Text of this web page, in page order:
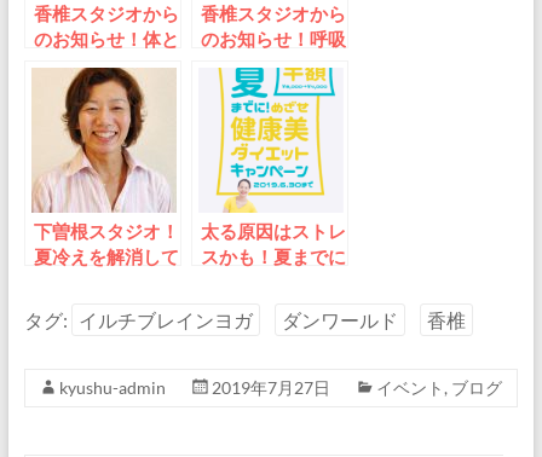
香椎スタジオから
のお知らせ！体と
心と脳を柔軟にす
るプログラム
香椎スタジオから
のお知らせ！呼吸
法・瞑想体験会
Love Myself 他
下曽根スタジオ！
夏冷えを解消して
この夏を元気に
他
太る原因はストレ
スかも！夏までに
チブレインヨ
ガ“半額”キャンペ
タグ: イルチブレインヨガ ダンワールド 香椎
kyushu-admin 2019年7月27日 イベント , ブログ